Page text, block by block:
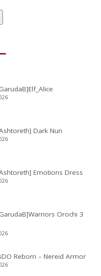
Dark Nun
Emotions Dress
Orochi 3
Reborn – Nereid Armor